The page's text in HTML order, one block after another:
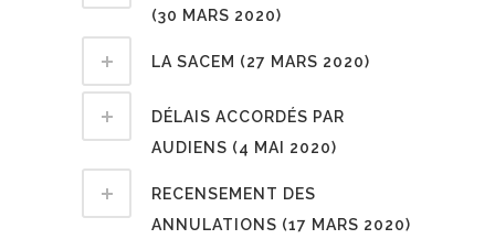
(30 MARS 2020)
LA SACEM (27 MARS 2020)
DÉLAIS ACCORDÉS PAR
AUDIENS (4 MAI 2020)
RECENSEMENT DES
ANNULATIONS (17 MARS 2020)